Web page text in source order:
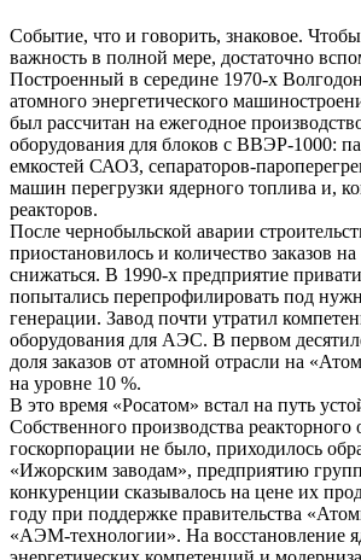
Событие, что и говорить, знаковое.
важность в полной мере, достаточно
Построенный в середине 1970-х
атомного энергетического
был рассчитан на ежегодное
оборудования для блоков с ВВЭР-1000:
емкостей САОЗ, сепараторов-
машин перегрузки ядерного топлива и,
реакторов.
После чернобыльской аварии
приостановилось и количество заказов
снижаться. В 1990-х предприятие
попытались перепрофилировать под
генерации. Завод почти утратил
оборудования для АЭС. В первом
доля заказов от атомной отрасли на
на уровне 10 %.
В это время «Росатом» встал на путь
Собственного производства реакторного
госкорпорации не было, приходилось
«Ижорским заводам», предприятию
конкуренции сказывалось на цене их
году при поддержке правительства
«АЭМ-технологии». На восстановление